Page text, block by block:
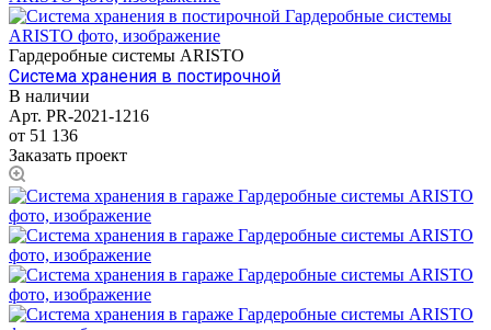
Гардеробные системы ARISTO
Система хранения в постирочной
В наличии
Арт. PR-2021-1216
от 51 136
Заказать проект